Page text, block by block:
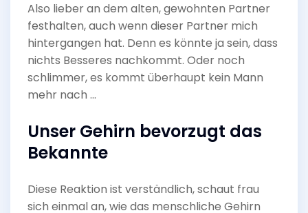
Also lieber an dem alten, gewohnten Partner
festhalten, auch wenn dieser Partner mich
hintergangen hat. Denn es könnte ja sein, dass
nichts Besseres nachkommt. Oder noch
schlimmer, es kommt überhaupt kein Mann
mehr nach …
Unser Gehirn bevorzugt das
Bekannte
Diese Reaktion ist verständlich, schaut frau
sich einmal an, wie das menschliche Gehirn